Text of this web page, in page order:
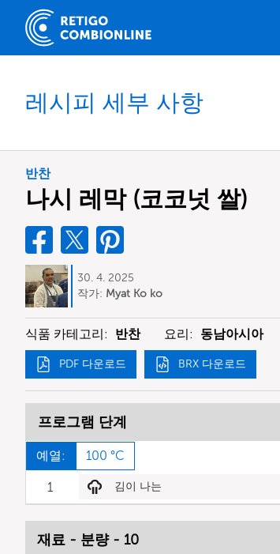
레시피 세부 사항
반찬
나시 레막 (코코넛 쌀)
30. 4. 2025
작가: Myat Ko ko
식품 카테고리: 반찬 요리: 동남아시아
PDF 다운로드 BRX 다운로드
프로그램 단계
예열: 100 °C
1 김이 나는
재료 - 분량 - 10